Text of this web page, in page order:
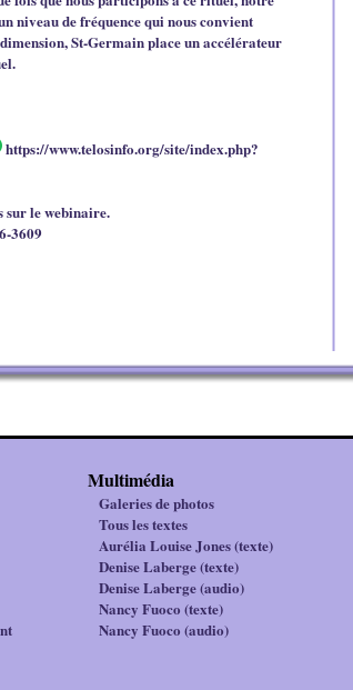
niveau de fréquence qui nous convient
St-Germain place un accélérateur
https://www.telosinfo.org/site/index.php?
sur le webinaire.
3609
Multimédia
Galeries de photos
Tous les textes
Aurélia Louise Jones (texte)
Denise Laberge (texte)
Denise Laberge (audio)
Nancy Fuoco (texte)
Nancy Fuoco (audio)